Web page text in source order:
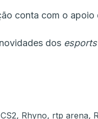
conta com o apoio
dos esports
CS2, Rhyno, rtp arena,